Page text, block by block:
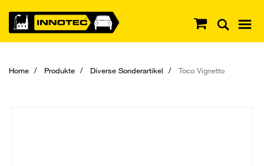
Home Produkte Diverse Sonderartikel Toco Vignetto